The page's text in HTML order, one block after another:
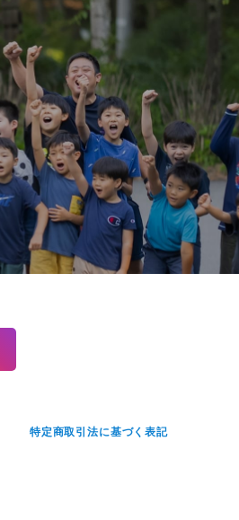
特定商取引法に基づく表記